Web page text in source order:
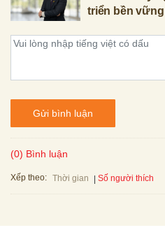
triển bền vững
Gửi bình luận
(0) Bình luận
Xếp theo: Thời gian Số người thích